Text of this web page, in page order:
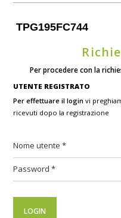
TPG195FC744
Per procedere con la
UTENTE REGISTRATO
Per effettuare il login vi
ricevuti dopo la registrazione